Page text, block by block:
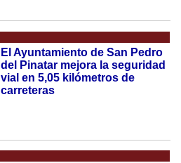
El Ayuntamiento de San Pedro
del Pinatar mejora la seguridad
vial en 5,05 kilómetros de
carreteras